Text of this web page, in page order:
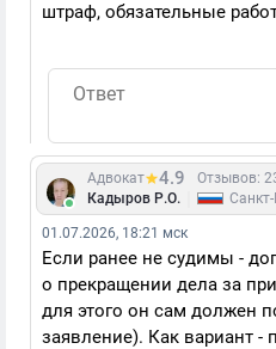
штраф, обязательные
Адвокат 4.9
Отзывов:
Кадыров Р.О.
01.07.2026, 18:21 мск
Если ранее не судимы -
о прекращении дела за
для этого он сам должен
заявление). Как вариант -